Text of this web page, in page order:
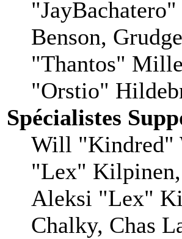
Benson,
"Thantos"
"Orstio"
Spécialistes
Will "Kindred"
"Lex"
Aleksi "Lex"
Chalky, Chas